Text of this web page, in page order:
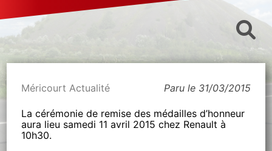
Méricourt Actualité Paru le 31/03/2015
La cérémonie de remise des médailles d’honneur
aura lieu samedi 11 avril 2015 chez Renault à
10h30.